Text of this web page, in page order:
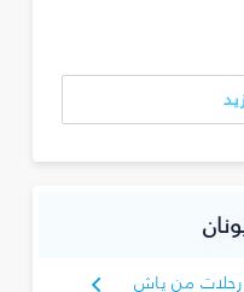
رحلات من ياش